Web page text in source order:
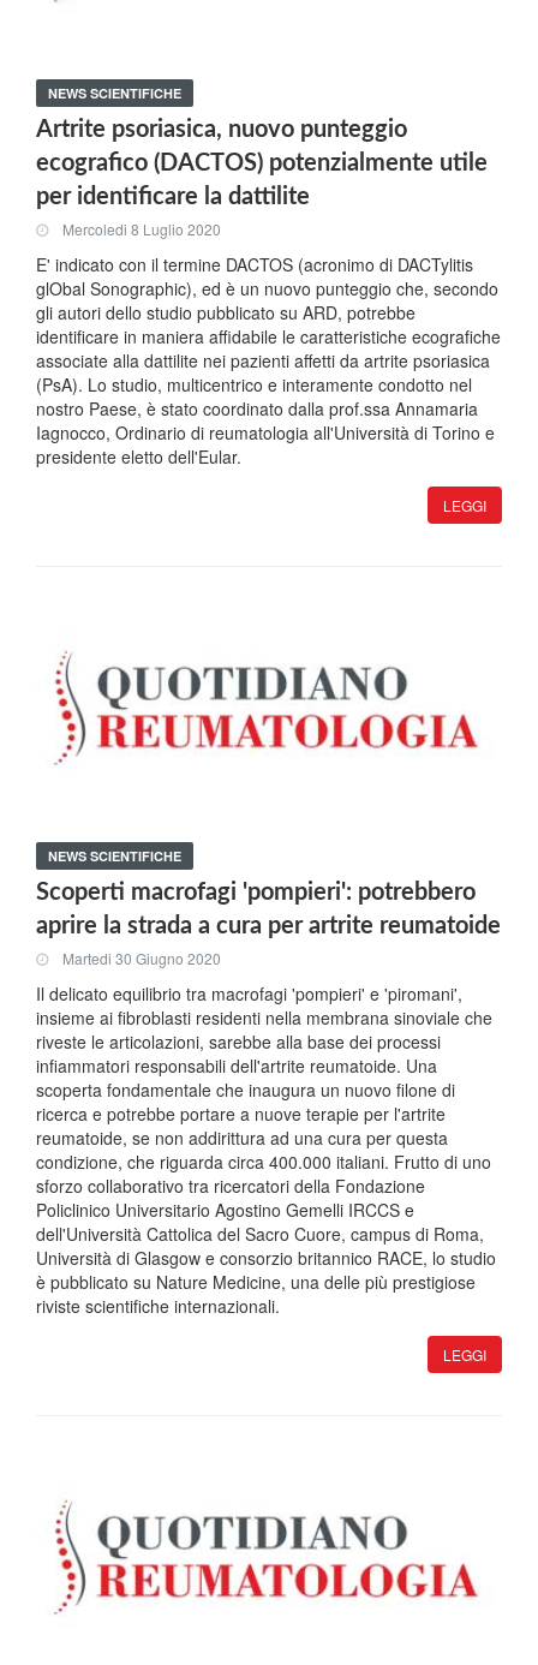
NEWS SCIENTIFICHE
Artrite psoriasica, nuovo punteggio
ecografico (DACTOS) potenzialmente utile
per identificare la dattilite
Mercoledi 8 Luglio 2020
E' indicato con il termine DACTOS (acronimo di DACTylitis
glObal Sonographic), ed è un nuovo punteggio che, secondo
gli autori dello studio pubblicato su ARD, potrebbe
identificare in maniera affidabile le caratteristiche ecografiche
associate alla dattilite nei pazienti affetti da artrite psoriasica
(PsA). Lo studio, multicentrico e interamente condotto nel
nostro Paese, è stato coordinato dalla prof.ssa Annamaria
Iagnocco, Ordinario di reumatologia all'Università di Torino e
presidente eletto dell'Eular.
LEGGI
NEWS SCIENTIFICHE
Scoperti macrofagi 'pompieri': potrebbero
aprire la strada a cura per artrite reumatoide
Martedi 30 Giugno 2020
Il delicato equilibrio tra macrofagi 'pompieri' e 'piromani',
insieme ai fibroblasti residenti nella membrana sinoviale che
riveste le articolazioni, sarebbe alla base dei processi
infiammatori responsabili dell'artrite reumatoide. Una
scoperta fondamentale che inaugura un nuovo filone di
ricerca e potrebbe portare a nuove terapie per l'artrite
reumatoide, se non addirittura ad una cura per questa
condizione, che riguarda circa 400.000 italiani. Frutto di uno
sforzo collaborativo tra ricercatori della Fondazione
Policlinico Universitario Agostino Gemelli IRCCS e
dell'Università Cattolica del Sacro Cuore, campus di Roma,
Università di Glasgow e consorzio britannico RACE, lo studio
è pubblicato su Nature Medicine, una delle più prestigiose
riviste scientifiche internazionali.
LEGGI